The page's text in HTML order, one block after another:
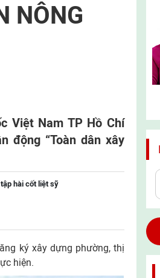
NÔNG
Việt Nam TP Hồ Chí
động “Toàn dân xây
hài cốt liệt sỹ
ký xây dựng phường, thị
hiện.